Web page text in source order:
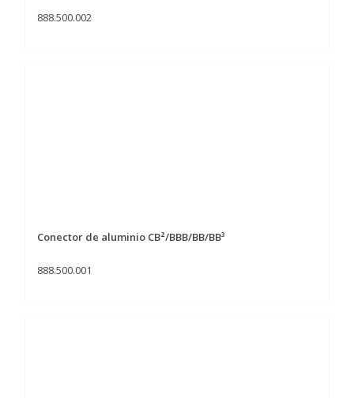
888.500.002
Conector de aluminio CB²/BBB/BB/BB³
888.500.001